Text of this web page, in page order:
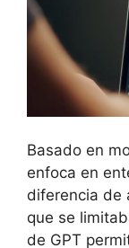
Basado en
enfoca en
diferencia de
que se
de GPT